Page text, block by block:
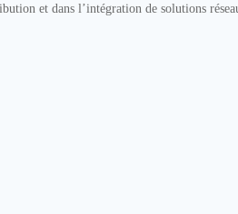
et dans l’intégration de solutions